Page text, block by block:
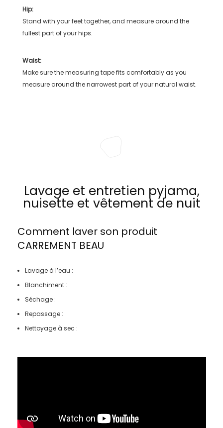
Hip:
Stand with your feet together, and measure around the
fullest part of your hips.
Waist:
Make sure the measuring tape fits comfortably as you
measure around the narrowest part of your natural waist.
Lavage et entretien pyjama,
nuisette et vêtement de nuit
Comment laver son produit
CARREMENT BEAU
Lavage à l’eau :
Blanchiment :
Séchage :
Repassage :
Nettoyage à sec :